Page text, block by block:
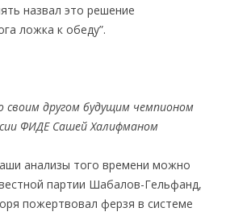
назвал это решение
ложка к обеду”.
своим другом будущим чемпионом
ФИДЕ Сашей Халифманом
анализы того времени можно
партии Шабалов-Гельфанд,
пожертвовал ферзя в системе